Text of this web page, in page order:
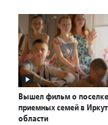
Вышел фильм о
приемных семей в
области